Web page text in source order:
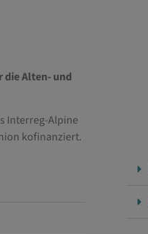
die Alten- und
Interreg-Alpine
kofinanziert.